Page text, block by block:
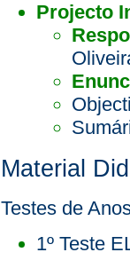
Projecto
Material
Testes de
1º Teste